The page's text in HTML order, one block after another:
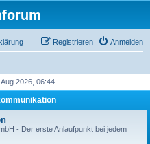
Anmelden
Registrieren
2026, 06:44
- Der erste Anlaufpunkt bei jedem